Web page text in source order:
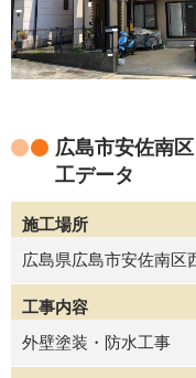
広島市安佐南
工データ
施工場所
広島県広島市安佐南区
工事内容
外壁塗装・防水工事